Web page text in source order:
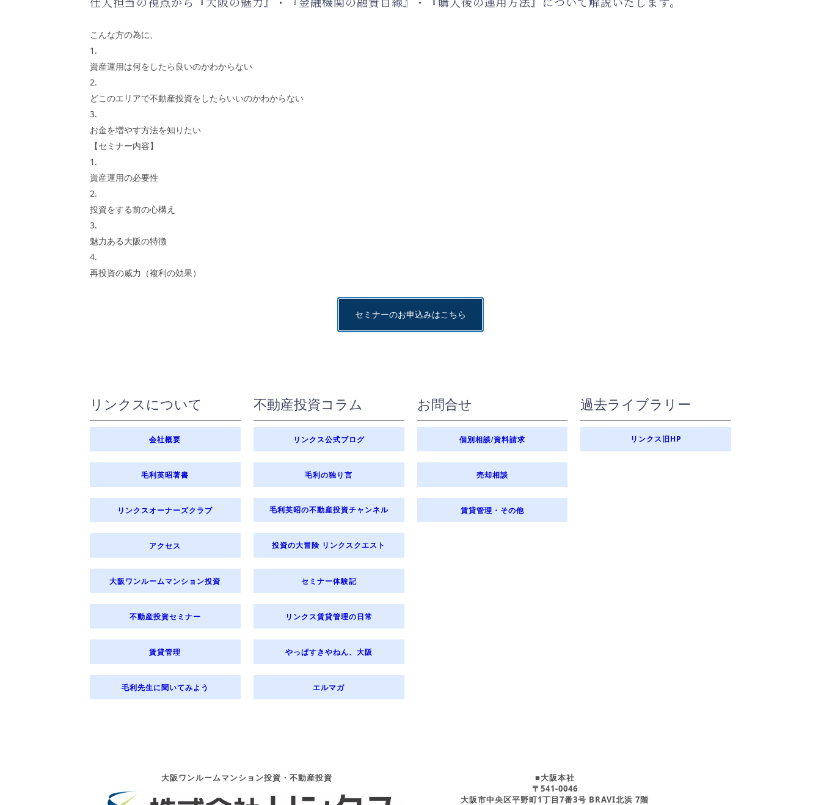
こんな方の為に、
1.
資産運用は何をしたら良いのかわからない
2.
どこのエリアで不動産投資をしたらいいのかわからない
3.
お金を増やす方法を知りたい
【セミナー内容】
1.
資産運用の必要性
2.
投資をする前の心構え
3.
魅力ある大阪の特徴
4.
再投資の威力（複利の効果）
セミナーのお申込みはこちら
リンクスについて
会社概要
毛利英昭著書
リンクスオーナーズクラブ
アクセス
大阪ワンルームマンション投資
不動産投資セミナー
賃貸管理
毛利先生に聞いてみよう
不動産投資コラム
リンクス公式ブログ
毛利の独り言
毛利英昭の不動産投資チャンネル
投資の大冒険 リンクスクエスト
セミナー体験記
リンクス賃貸管理の日常
やっぱすきやねん、大阪
エルマガ
お問合せ
個別相談/資料請求
売却相談
賃貸管理・その他
過去ライブラリー
リンクス旧HP
大阪ワンルームマンション投資・不動産投資
■大阪本社
〒541-0046
大阪市中央区平野町1丁目7番3号 BRAVI北浜 7階